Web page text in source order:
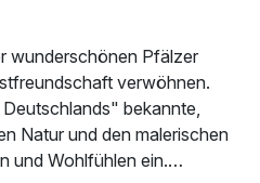
wunderschönen Pfälzer
verwöhnen.
bekannte,
Natur und den malerischen
und Wohlfühlen ein.